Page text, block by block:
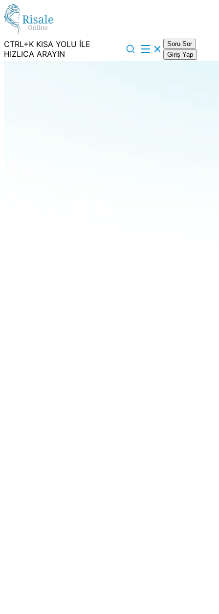
CTRL+K KISA YOLU İLE
HIZLICA ARAYIN
Soru Sor
Giriş Yap